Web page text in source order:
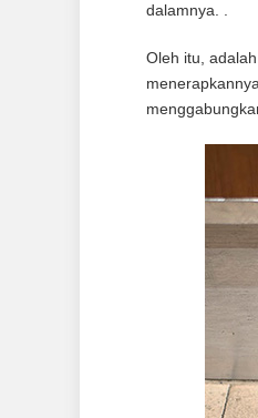
dalamnya. .
Oleh itu,